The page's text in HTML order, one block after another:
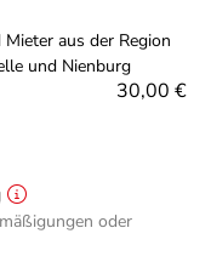
aus der Region
und Nienburg
30,00 €
oder